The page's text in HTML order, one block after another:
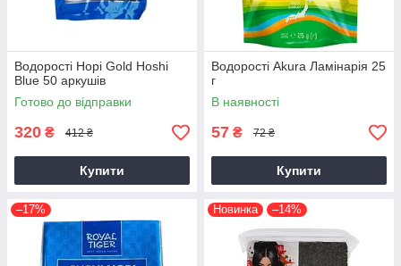
Водорості Норі Gold Hoshi
Blue 50 аркушів
Готово до відправки
320 ₴ 412 ₴
Купити
Водорості Akura Ламінарія 25
г
В наявності
57 ₴ 72 ₴
Купити
–17% Новинка –14%